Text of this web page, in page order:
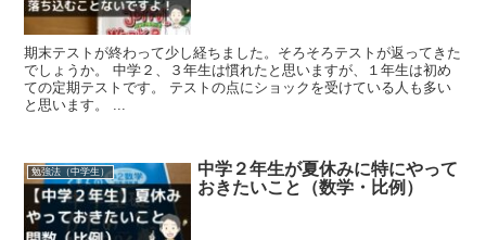
期末テストが終わって少し経ちました。そろそろテストが返ってきた
でしょうか。 中学２、３年生は慣れたと思いますが、１年生は初め
ての定期テストです。 テストの点にショックを受けている人も多い
と思います。 ...
勉強法（中学生）
中学２年生が夏休みに特にやって
おきたいこと（数学・比例）